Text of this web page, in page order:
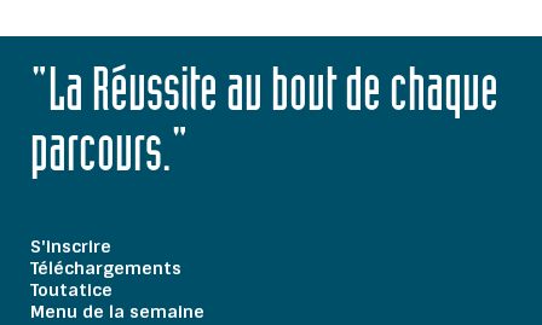
"La Réussite au bout de chaque
parcours."
S'inscrire
Téléchargements
Toutatice
Menu de la semaine